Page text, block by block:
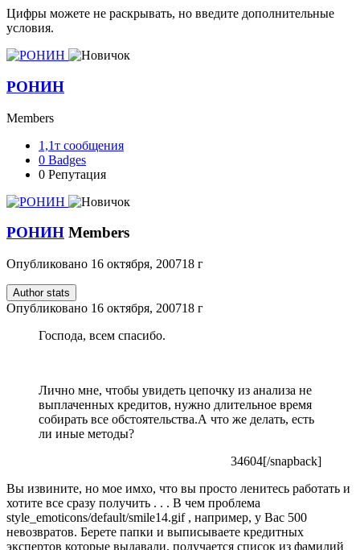
Цифры можете не раскрывать, но введите дополнительные
условия.
РОНИН
Members
1,1т сообщения
0 Badges
0 Репутация
РОНИН Members
Опубликовано 16 октября, 200718 г
Author stats
Опубликовано 16 октября, 200718 г
Господа, всем спасибо.
Лично мне, чтобы увидеть цепочку из анализа не
выплаченных кредитов, нужно длительное время
собирать все обстоятельства.А что же делать, есть
ли иные методы?
34604[/snapback]
Вы извините, но мое имхо, что вы просто ленитесь работать и
хотите все сразу получить . . . В чем проблема
style_emoticons/default/smile14.gif, например, у Вас 500
невозвратов. Берете папки и выписываете кредитных
экспертов которые выдавали, получается список из фамилий